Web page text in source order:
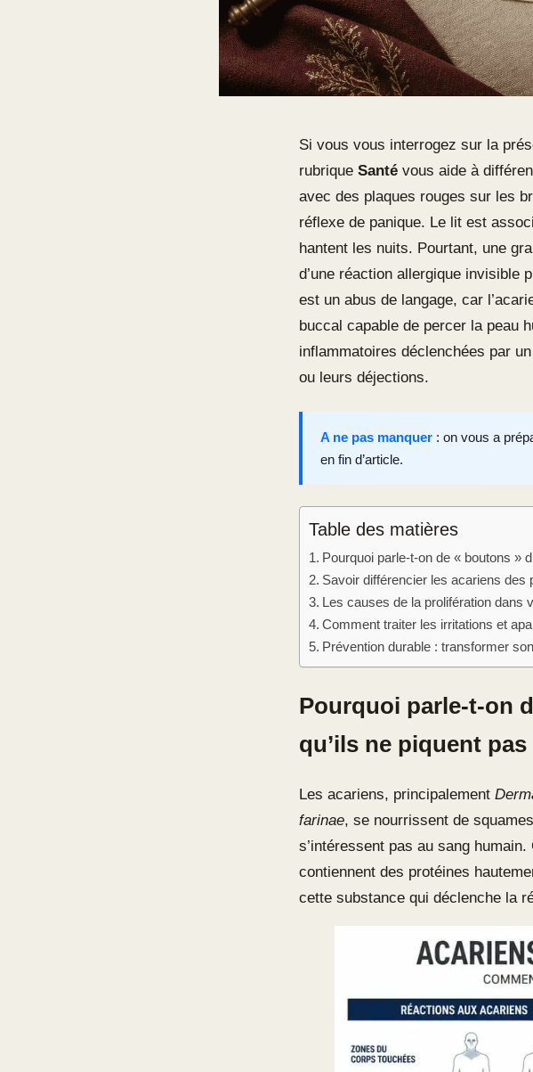
Si vous vous interrogez sur la
rubrique Santé vous aide à
avec des plaques rouges sur les
réflexe de panique. Le lit est
hantent les nuits. Pourtant, une
d’une réaction allergique invisible
est un abus de langage, car
buccal capable de percer la peau
inflammatoires déclenchées par
ou leurs déjections.
A ne pas manquer : on vous a
en fin d’article.
Table des matières
Pourquoi parle-t-on de « boutons »
Savoir différencier les acariens des
Les causes de la prolifération dans
Comment traiter les irritations et
Prévention durable : transformer
Pourquoi parle-t-on
qu’ils ne piquent pas
Les acariens, principalement
farinae, se nourrissent de
s’intéressent pas au sang
contiennent des protéines
cette substance qui déclenche la